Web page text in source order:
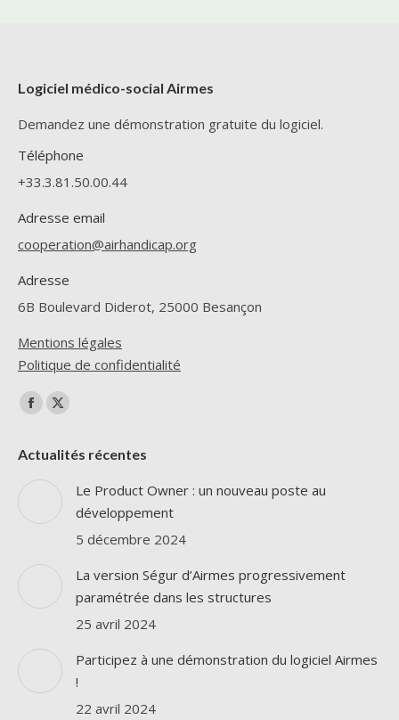
Logiciel médico-social Airmes
Demandez une démonstration gratuite du logiciel.
Téléphone
+33.3.81.50.00.44
Adresse email
cooperation@airhandicap.org
Adresse
6B Boulevard Diderot, 25000 Besançon
Mentions légales
Politique de confidentialité
Trouvez nous sur :
La
Facebook
s'ouvre
une
fenêtre
La
X
s'ouvre
dans
fenêtre
Actualités récentes
Le Product Owner : un nouveau poste au
développement
5 décembre 2024
La version Ségur d’Airmes progressivement
paramétrée dans les structures
25 avril 2024
Participez à une démonstration du logiciel Airmes
!
22 avril 2024